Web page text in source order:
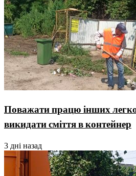
Поважати працю інших
викидати сміття в контейнер
3 дні назад